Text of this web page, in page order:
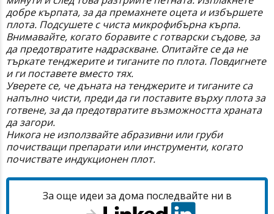
добре кърпата, за да премахнете оцета и избършете
плота. Подсушете с чиста микрофибърна кърпа.
Внимавайте, когато боравите с готварски съдове, за
да предотвратите надраскване. Опитайте се да не
търкате тенджерите и тиганите по плота. Повдигнете
и ги поставете вместо тях.
Уверете се, че дъната на тенджерите и тиганите са
напълно чисти, преди да ги поставите върху плота за
готвене, за да предотвратите възможността храната
да загори.
Никога не използвайте абразивни или груби
почистващи препарати или инструменти, когато
почиствате индукционен плот.
За още идеи за дома последвайте ни в